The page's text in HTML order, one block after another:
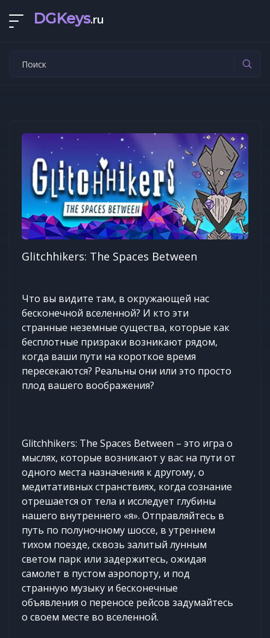
DGKeys.ru
Glitchhikers: The Spaces Between
Что вы видите там, в окружающей нас
бесконечной вселенной? И кто эти
странные неземные существа, которые как
бесплотные призраки возникают рядом,
когда ваши пути на короткое время
пересекаются? Реальны они или это просто
плод вашего воображения?
Glitchhikers: The Spaces Between – это игра о
мыслях, которые возникают у вас на пути от
одного места назначения к другому, о
медитативных странствиях, когда сознание
отрешается от тела и исследует глубины
нашего внутреннего «я». Отправляйтесь в
путь по полуночному шоссе, в утреннем
тихом поезде, сквозь залитый лунным
светом парк или задержитесь, ожидая
самолет в пустом аэропорту, и под
странную музыку и бесконечные
объявления о переносе рейсов задумайтесь
о своем месте во вселенной.